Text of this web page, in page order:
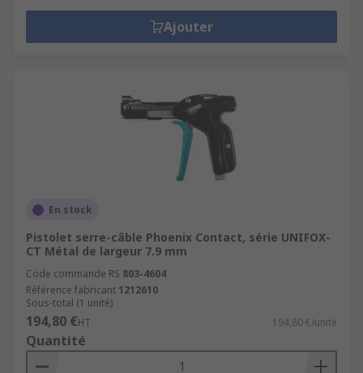
Ajouter
En stock
Pistolet serre-câble Phoenix Contact, série UNIFOX-
CT Métal de largeur 7.9 mm
Code commande RS 803-4604
Référence fabricant 1212610
Sous-total (1 unité)
194,80 €HT 194,80 €/unité
Quantité